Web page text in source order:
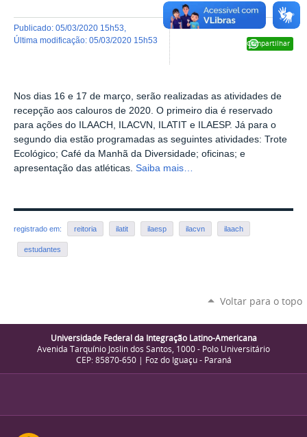
Compartilhar
publicado: 05/03/2020 15h53
última modificação: 05/03/2020 15h53
Nos dias 16 e 17 de março, serão realizadas as atividades de
recepção aos calouros de 2020. O primeiro dia é reservado
para ações do ILAACH, ILACVN, ILATIT e ILAESP. Já para o
segundo dia estão programadas as seguintes atividades: Trote
Ecológico; Café da Manhã da Diversidade; oficinas; e
apresentação das atléticas. Saiba mais…
registrado em: reitoria ilatit ilaesp ilacvn ilaach
estudantes
Voltar para o topo
Universidade Federal da Integração Latino-Americana
Avenida Tarquínio Joslin dos Santos, 1000 - Polo Universitário
CEP: 85870-650 | Foz do Iguaçu - Paraná